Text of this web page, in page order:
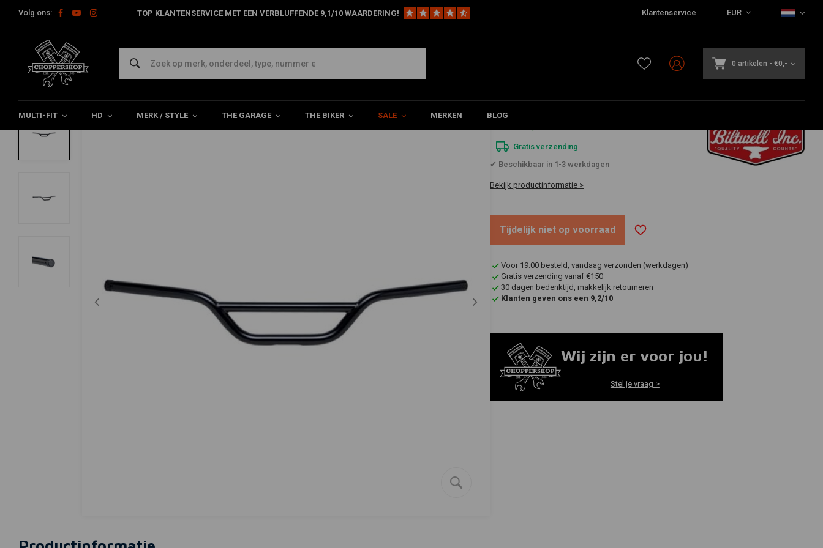
Volg ons: TOP KLANTENSERVICE MET EEN VERBLUFFENDE 9,1/10 WAARDERING! Klantenservice EUR
0 artikelen - €0,-
MULTI-FIT HD MERK / STYLE THE GARAGE THE BIKER SALE MERKEN BLOG
Home Multi-fit Stuur & Toebehoor Sturen 1" Moto-Stuur | Zwart
BILTWELL
1" Moto-Stuur | Zwart
€262,15
Gratis verzending
✔ Beschikbaar in 1-3 werkdagen
Bekijk productinformatie >
Tijdelijk niet op voorraad
Voor 19:00 besteld, vandaag verzonden (werkdagen)
Gratis verzending vanaf €150
30 dagen bedenktijd, makkelijk retourneren
Klanten geven ons een 9,2/10
Wij zijn er voor jou!
Stel je vraag >